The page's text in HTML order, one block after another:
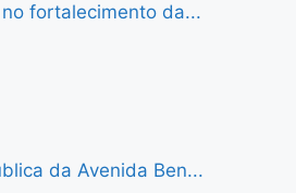
fortalecimento da...
da Avenida Ben...